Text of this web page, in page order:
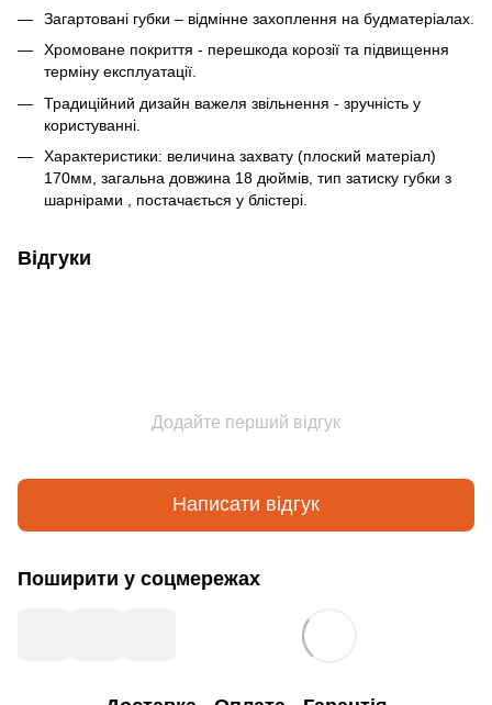
Загартовані губки – відмінне захоплення на будматеріалах.
Хромоване покриття - перешкода корозії та підвищення
терміну експлуатації.
Традиційний дизайн важеля звільнення - зручність у
користуванні.
Характеристики: величина захвату (плоский матеріал)
170мм, загальна довжина 18 дюймів, тип затиску губки з
шарнірами , постачається у блістері.
Відгуки
Додайте перший відгук
Написати відгук
Поширити у соцмережах